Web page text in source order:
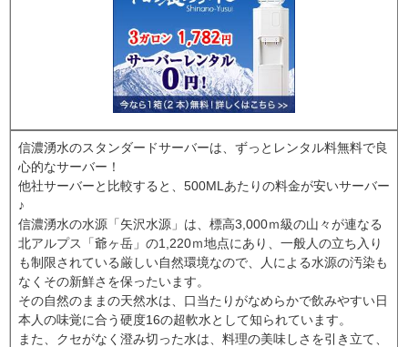
信濃湧水のスタンダードサーバーは、ずっとレンタル料無料で良
心的なサーバー！
他社サーバーと比較すると、500MLあたりの料金が安いサーバー
♪
信濃湧水の水源「矢沢水源」は、標高3,000ｍ級の山々が連なる
北アルプス「爺ヶ岳」の1,220ｍ地点にあり、一般人の立ち入り
も制限されている厳しい自然環境なので、人による水源の汚染も
なくその新鮮さを保ったいます。
その自然のままの天然水は、口当たりがなめらかで飲みやすい日
本人の味覚に合う硬度16の超軟水として知られています。
また、クセがなく澄み切った水は、料理の美味しさを引き立て、